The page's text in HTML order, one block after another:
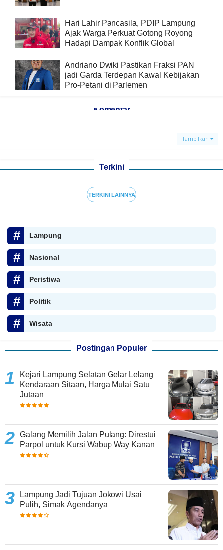
Hari Lahir Pancasila, PDIP Lampung
Ajak Warga Perkuat Gotong Royong
Hadapi Dampak Konflik Global
Andriano Dwiki Pastikan Fraksi PAN
jadi Garda Terdepan Kawal Kebijakan
Pro-Petani di Parlemen
Komentar
Tampilkan
Terkini
TERKINI LAINNYA
Lampung
Nasional
Peristiwa
Politik
Wisata
Postingan Populer
Kejari Lampung Selatan Gelar Lelang
Kendaraan Sitaan, Harga Mulai Satu
Jutaan
Galang Memilih Jalan Pulang: Direstui
Parpol untuk Kursi Wabup Way Kanan
Lampung Jadi Tujuan Jokowi Usai
Pulih, Simak Agendanya